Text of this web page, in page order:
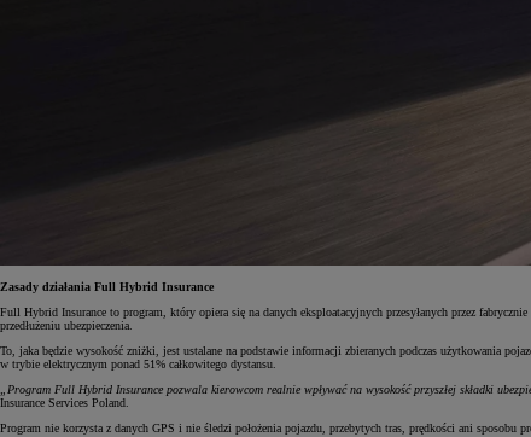
Zasady działania Full Hybrid Insurance
Full Hybrid Insurance to program, który opiera się na danych eksploatacyjnych przesyłanych przez
przedłużeniu ubezpieczenia.
To, jaka będzie wysokość zniżki, jest ustalane na podstawie informacji zbieranych podczas użytkowania
w trybie elektrycznym ponad 51% całkowitego dystansu.
„Program Full Hybrid Insurance pozwala kierowcom realnie wpływać na wysokość przyszłej składki
Insurance Services Poland.
Program nie korzysta z danych GPS i nie śledzi położenia pojazdu, przebytych tras, prędkości ani